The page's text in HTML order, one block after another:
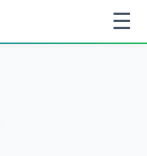
☰